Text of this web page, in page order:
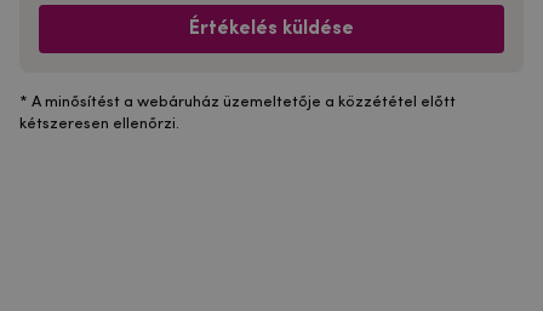
Értékelés küldése
* A minősítést a webáruház üzemeltetője a közzététel előtt
kétszeresen ellenőrzi.